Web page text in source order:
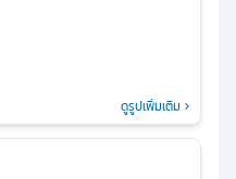
ดูรูปเพิ่มเติม